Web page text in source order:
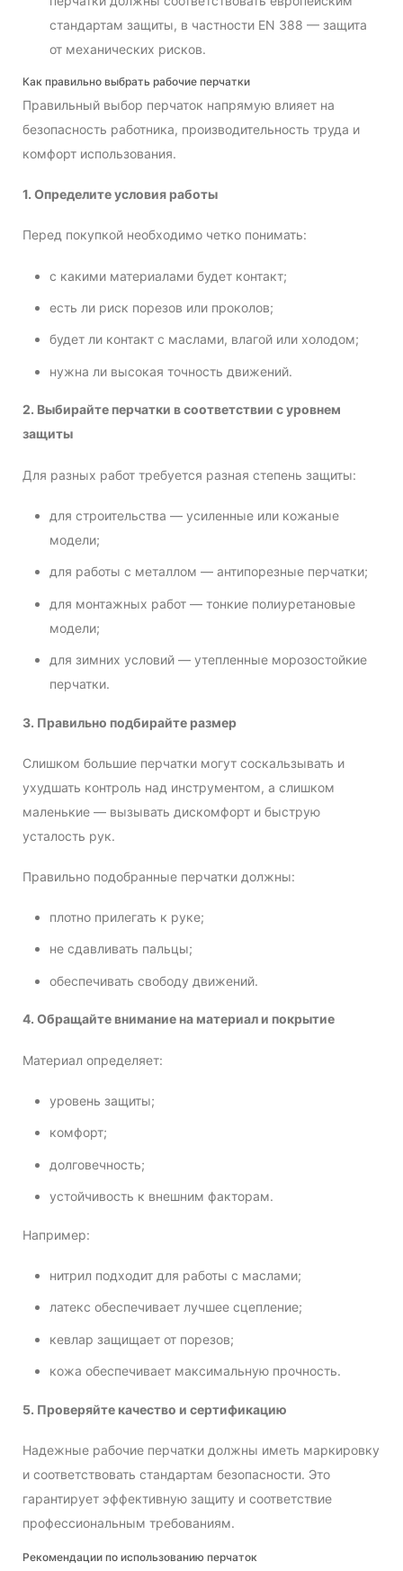
стандартам защиты, в частности EN 388 — защита
от механических рисков.
Как правильно выбрать рабочие перчатки
Правильный выбор перчаток напрямую влияет на
безопасность работника, производительность труда и
комфорт использования.
1. Определите условия работы
Перед покупкой необходимо четко понимать:
с какими материалами будет контакт;
есть ли риск порезов или проколов;
будет ли контакт с маслами, влагой или холодом;
нужна ли высокая точность движений.
2. Выбирайте перчатки в соответствии с уровнем
защиты
Для разных работ требуется разная степень защиты:
для строительства — усиленные или кожаные
модели;
для работы с металлом — антипорезные перчатки;
для монтажных работ — тонкие полиуретановые
модели;
для зимних условий — утепленные морозостойкие
перчатки.
3. Правильно подбирайте размер
Слишком большие перчатки могут соскальзывать и
ухудшать контроль над инструментом, а слишком
маленькие — вызывать дискомфорт и быструю
усталость рук.
Правильно подобранные перчатки должны:
плотно прилегать к руке;
не сдавливать пальцы;
обеспечивать свободу движений.
4. Обращайте внимание на материал и покрытие
Материал определяет:
уровень защиты;
комфорт;
долговечность;
устойчивость к внешним факторам.
Например:
нитрил подходит для работы с маслами;
латекс обеспечивает лучшее сцепление;
кевлар защищает от порезов;
кожа обеспечивает максимальную прочность.
5. Проверяйте качество и сертификацию
Надежные рабочие перчатки должны иметь маркировку
и соответствовать стандартам безопасности. Это
гарантирует эффективную защиту и соответствие
профессиональным требованиям.
Рекомендации по использованию перчаток